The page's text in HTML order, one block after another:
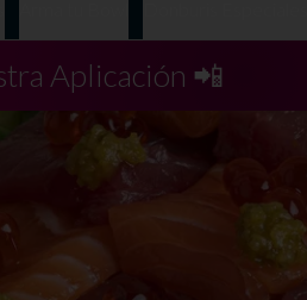
Aplicación 📲